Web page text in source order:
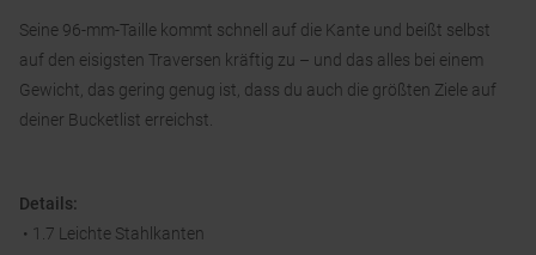
Seine 96-mm-Taille kommt schnell auf die Kante und beißt selbst
auf den eisigsten Traversen kräftig zu – und das alles bei einem
Gewicht, das gering genug ist, dass du auch die größten Ziele auf
deiner Bucketlist erreichst.
Details:
• 1.7 Leichte Stahlkanten